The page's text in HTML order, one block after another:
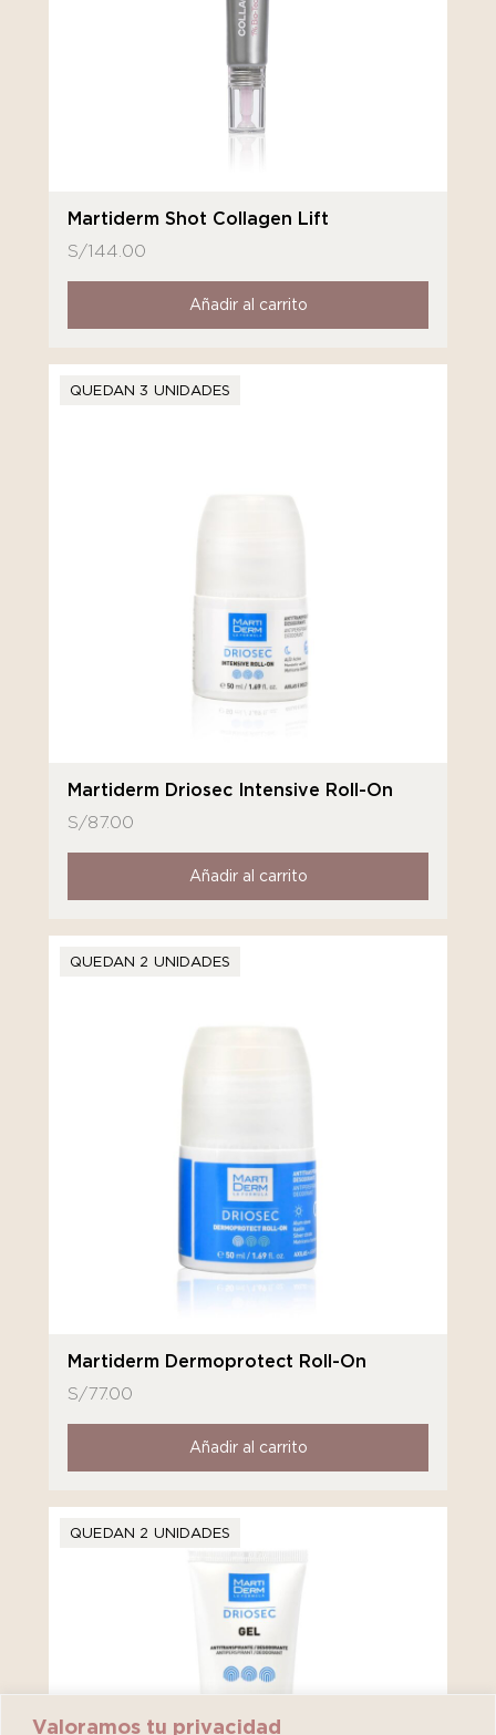
Valoramos tu privacidad
Martiderm Shot Collagen Lift
S/144.00
Añadir al carrito
QUEDAN 3 UNIDADES
Martiderm Driosec Intensive Roll-On
S/87.00
Añadir al carrito
QUEDAN 2 UNIDADES
Martiderm Dermoprotect Roll-On
S/77.00
Añadir al carrito
QUEDAN 2 UNIDADES